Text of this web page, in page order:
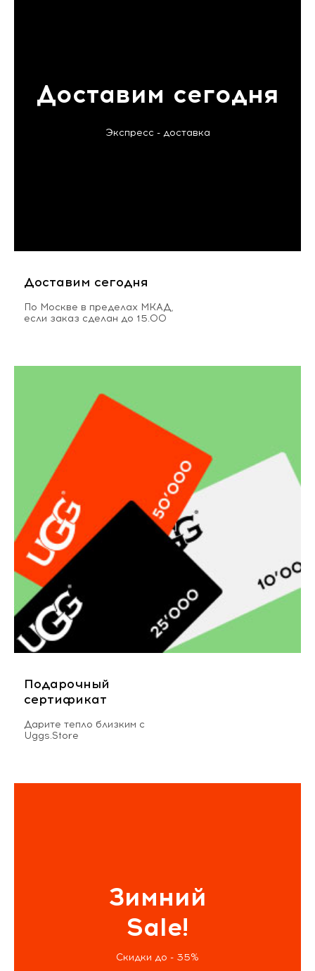
Доставим сегодня
Экспресс - доставка
Доставим сегодня
По Москве в пределах МКАД,
если заказ сделан до 15.00
Подарочный
сертификат
Дарите тепло близким с
Uggs.Store
Зимний
Sale!
Скидки до - 35%